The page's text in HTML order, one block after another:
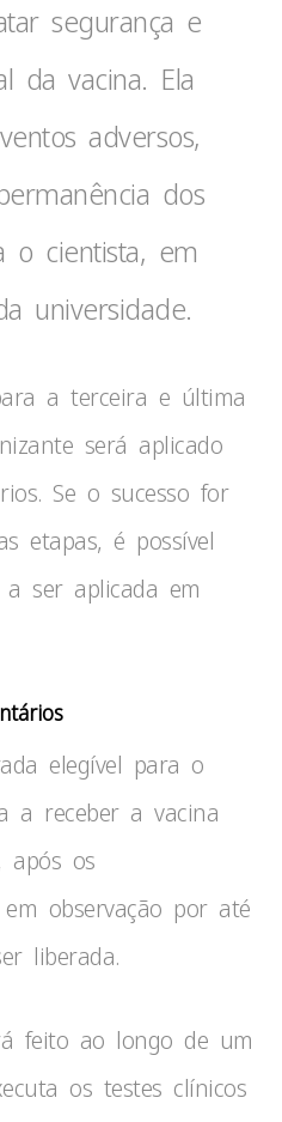
segurança e
da vacina. Ela
adversos,
dos
o cientista, em
universidade.
a terceira e última
será aplicado
Se o sucesso for
etapas, é possível
ser aplicada em
elegível para o
a receber a vacina
após os
observação por até
liberada.
feito ao longo de um
os testes clínicos